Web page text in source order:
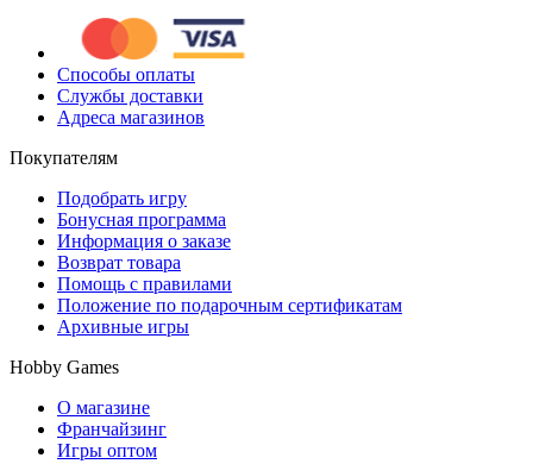
Способы оплаты
Службы доставки
Адреса магазинов
Покупателям
Подобрать игру
Бонусная программа
Информация о заказе
Возврат товара
Помощь с правилами
Положение по подарочным сертификатам
Архивные игры
Hobby Games
О магазине
Франчайзинг
Игры оптом